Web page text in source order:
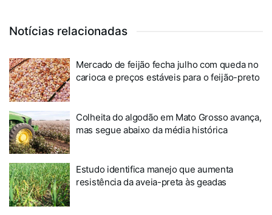
Notícias relacionadas
Mercado de feijão fecha julho com queda no
carioca e preços estáveis para o feijão-preto
Colheita do algodão em Mato Grosso avança,
mas segue abaixo da média histórica
Estudo identifica manejo que aumenta
resistência da aveia-preta às geadas